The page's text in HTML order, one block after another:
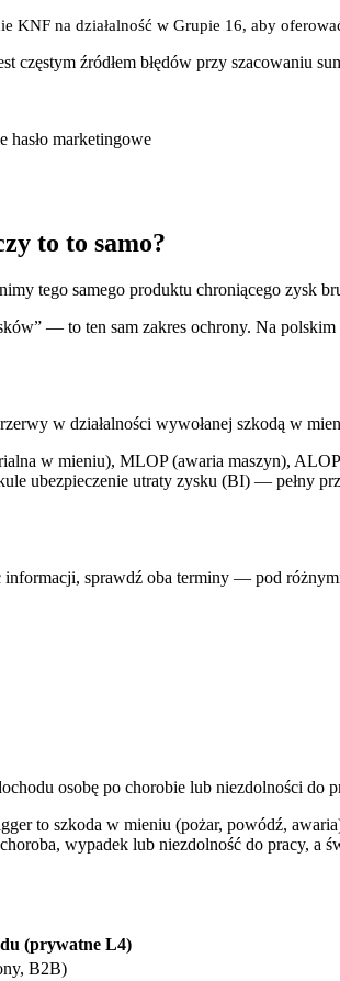
KNF na działalność w Grupie 16, aby
źródłem błędów przy szacowaniu
marketingowe
to to samo?
tego samego produktu chroniącego zysk
— to ten sam zakres ochrony. Na polskim
w działalności wywołanej szkodą w
w mieniu), MLOP (awaria maszyn),
ubezpieczenie utraty zysku (BI) — pełny
sprawdź oba terminy — pod
osobę po chorobie lub niezdolności do
to szkoda w mieniu (pożar, powódź,
wypadek lub niezdolność do pracy, a
(prywatne L4)
B2B)